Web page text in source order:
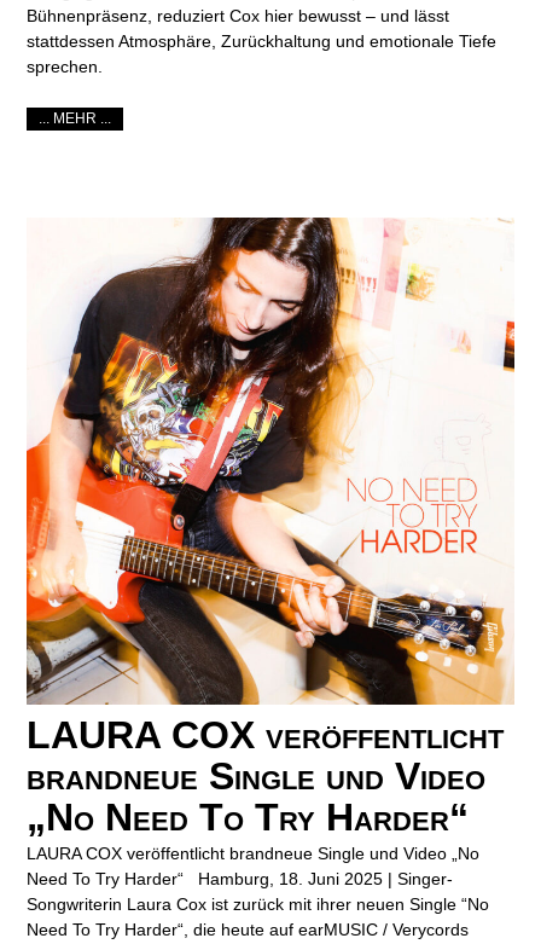
Bühnenpräsenz, reduziert Cox hier bewusst – und lässt
stattdessen Atmosphäre, Zurückhaltung und emotionale Tiefe
sprechen.
... MEHR ...
LAURA COX veröffentlicht
brandneue Single und Video
„No Need To Try Harder“
LAURA COX veröffentlicht brandneue Single und Video „No
Need To Try Harder“ Hamburg, 18. Juni 2025 | Singer-
Songwriterin Laura Cox ist zurück mit ihrer neuen Single “No
Need To Try Harder“, die heute auf earMUSIC / Verycords